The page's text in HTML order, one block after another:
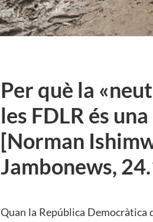
Per què la
les FDLR és
[Norman
Jambonews,
Quan la República Democràtica